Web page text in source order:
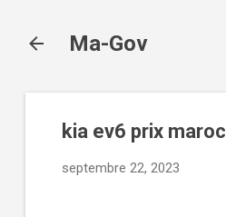
Ma-Gov
kia ev6 prix maroc
septembre 22, 2023